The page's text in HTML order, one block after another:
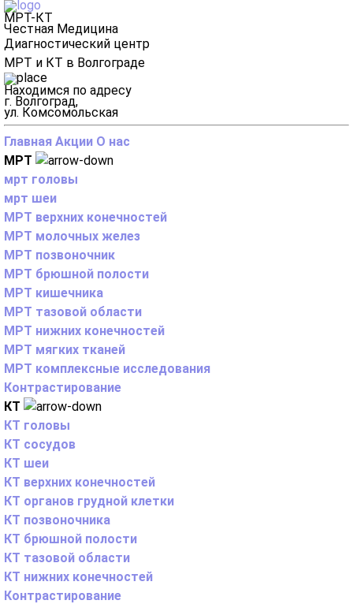
МРТ-КТ
Честная Медицина
Диагностический центр
МРТ и КТ в Волгограде
Находимся по адресу
г. Волгоград,
ул. Комсомольская
Главная Акции О нас
МРТ
мрт головы
мрт шеи
МРТ верхних конечностей
МРТ молочных желез
МРТ позвоночник
МРТ брюшной полости
МРТ кишечника
МРТ тазовой области
МРТ нижних конечностей
МРТ мягких тканей
МРТ комплексные исследования
Контрастирование
КТ
КТ головы
КТ сосудов
КТ шеи
КТ верхних конечностей
КТ органов грудной клетки
КТ позвоночника
КТ брюшной полости
КТ тазовой области
КТ нижних конечностей
Контрастирование